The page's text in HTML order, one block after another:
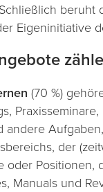
beruht
Eigeninitiative
(70 %)
andere
der
oder Positionen,
Manuals und